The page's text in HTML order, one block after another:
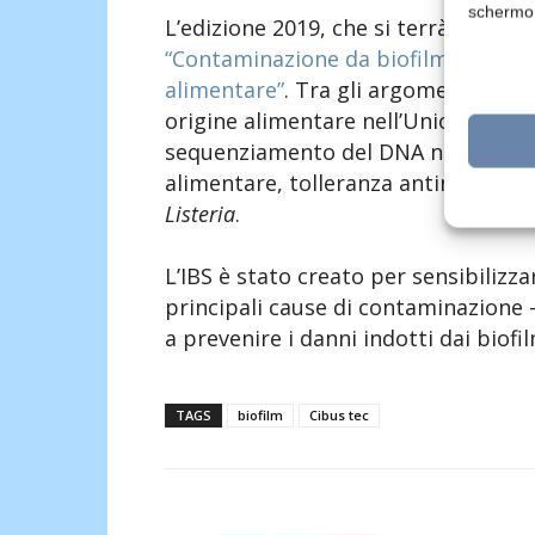
L’edizione 2019, che si terrà a
“Contaminazione da biofilm: la
alimentare”. Tra gli argomenti
origine alimentare nell’Unione
sequenziamento del DNA nello
alimentare, tolleranza
Listeria.
L’IBS è stato creato per
principali cause di
a prevenire i danni indotti dai
TAGS biofilm Cibus tec